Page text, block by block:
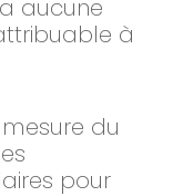
aucune
à
du
pour